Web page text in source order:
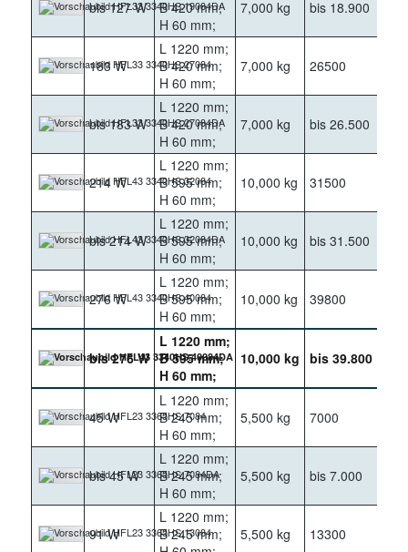
bis 127 W
B 420 mm;
H 60 mm;
7,000 kg bis 18.900
183 W
L 1220 mm;
B 420 mm;
H 60 mm;
7,000 kg 26500
bis 183 W
L 1220 mm;
B 420 mm;
H 60 mm;
7,000 kg bis 26.500
214 W
L 1220 mm;
B 595 mm;
H 60 mm;
10,000 kg 31500
bis 214 W
L 1220 mm;
B 595 mm;
H 60 mm;
10,000 kg bis 31.500
276 W
L 1220 mm;
B 595 mm;
H 60 mm;
10,000 kg 39800
bis 276 W
L 1220 mm;
B 595 mm;
H 60 mm;
10,000 kg bis 39.800
45 W
L 1220 mm;
B 245 mm;
H 60 mm;
5,500 kg 7000
bis 45 W
L 1220 mm;
B 245 mm;
H 60 mm;
5,500 kg bis 7.000
91 W
L 1220 mm;
B 245 mm;
5,500 kg 13300